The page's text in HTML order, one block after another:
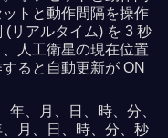
トと動作間隔を操作
(リアルタイム) を 3 秒
人工衛星の現在位置
ると自動更新が ON
年、月、日、時、分、
月、日、時、分、秒